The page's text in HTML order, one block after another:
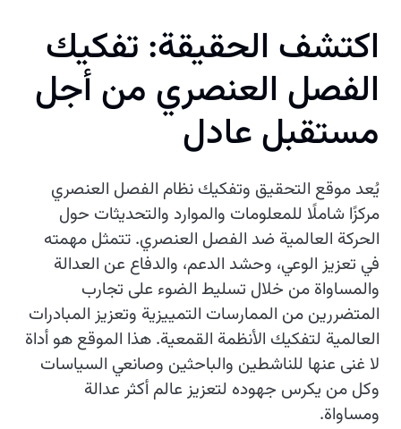
اكتشف الحقيقة: تفكيك
الفصل العنصري من أجل
مستقبل عادل
يُعد موقع التحقيق وتفكيك نظام الفصل العنصري
مركزًا شاملًا للمعلومات والموارد والتحديثات حول
الحركة العالمية ضد الفصل العنصري. تتمثل مهمته
في تعزيز الوعي، وحشد الدعم، والدفاع عن العدالة
والمساواة من خلال تسليط الضوء على تجارب
المتضررين من الممارسات التمييزية وتعزيز المبادرات
العالمية لتفكيك الأنظمة القمعية. هذا الموقع هو أداة
لا غنى عنها للناشطين والباحثين وصانعي السياسات
وكل من يكرس جهوده لتعزيز عالم أكثر عدالة
ومساواة.